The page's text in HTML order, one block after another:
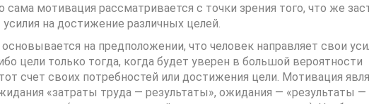
сама мотивация рассматривается с точки зрения того, что же
усилия на достижение различных целей.
на предположении, что человек направляет свои
цели только тогда, когда будет уверен в большой вероятности
счет своих потребностей или достижения цели. Мотивация
«затраты труда — результаты», ожидания — «результаты —